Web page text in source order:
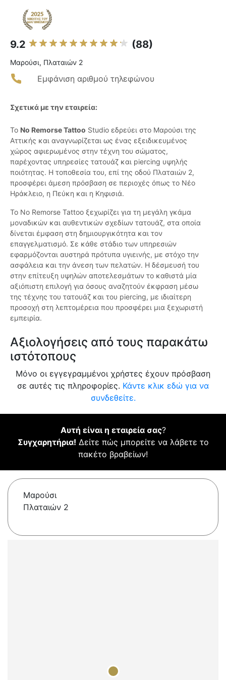
9.2 (88)
Μαρούσι, Πλαταιών 2
Εμφάνιση αριθμού τηλεφώνου
Σχετικά με την εταιρεία:
Το No Remorse Tattoo Studio εδρεύει στο Μαρούσι της
Αττικής και αναγνωρίζεται ως ένας εξειδικευμένος
χώρος αφιερωμένος στην τέχνη του σώματος,
παρέχοντας υπηρεσίες τατουάζ και piercing υψηλής
ποιότητας. Η τοποθεσία του, επί της οδού Πλαταιών 2,
προσφέρει άμεση πρόσβαση σε περιοχές όπως το Νέο
Ηράκλειο, η Πεύκη και η Κηφισιά.
Το No Remorse Tattoo ξεχωρίζει για τη μεγάλη γκάμα
μοναδικών και αυθεντικών σχεδίων τατουάζ, στα οποία
δίνεται έμφαση στη δημιουργικότητα και τον
επαγγελματισμό. Σε κάθε στάδιο των υπηρεσιών
εφαρμόζονται αυστηρά πρότυπα υγιεινής, με στόχο την
ασφάλεια και την άνεση των πελατών. Η δέσμευσή του
στην επίτευξη υψηλών αποτελεσμάτων το καθιστά μία
αξιόπιστη επιλογή για όσους αναζητούν έκφραση μέσω
της τέχνης του τατουάζ και του piercing, με ιδιαίτερη
προσοχή στη λεπτομέρεια που προσφέρει μια ξεχωριστή
εμπειρία.
Αξιολογήσεις από τους παρακάτω
ιστότοπους
Μόνο οι εγγεγραμμένοι χρήστες έχουν πρόσβαση
σε αυτές τις πληροφορίες. Κάντε κλικ εδώ για να
συνδεθείτε.
Αυτή είναι η εταιρεία σας?
Συγχαρητήρια! Δείτε πώς μπορείτε να λάβετε το
πακέτο βραβείων!
Μαρούσι
Πλαταιών 2